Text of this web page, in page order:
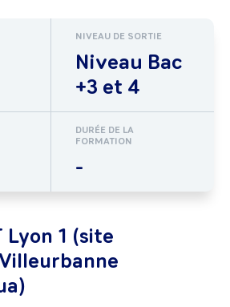
NIVEAU DE SORTIE
Niveau Bac
+3 et 4
DURÉE DE LA
FORMATION
-
Lyon 1 (site